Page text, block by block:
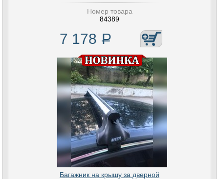
Номер товара
84389
7 178 Р
Багажник на крышу за дверной